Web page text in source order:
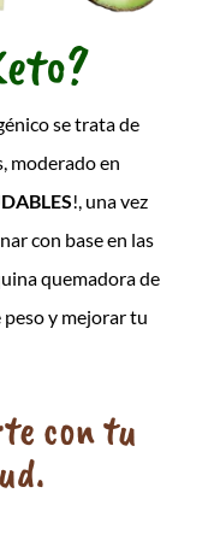
se trata de
moderado en
!, una vez
con base en las
quemadora de
peso y mejorar tu
con tu